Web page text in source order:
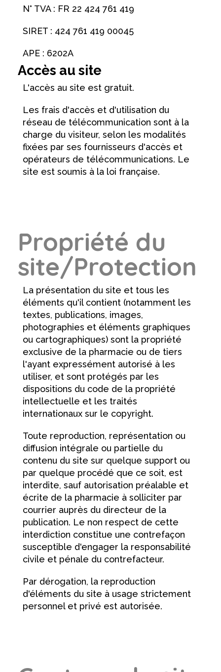
N° TVA : FR 22 424 761 419
SIRET : 424 761 419 00045
APE : 6202A
Accès au site
L'accès au site est gratuit.
Les frais d'accès et d'utilisation du
réseau de télécommunication sont à la
charge du visiteur, selon les modalités
fixées par ses fournisseurs d'accès et
opérateurs de télécommunications. Le
site est soumis à la loi française.
Propriété du
site/Protection
La présentation du site et tous les
éléments qu'il contient (notamment les
textes, publications, images,
photographies et éléments graphiques
ou cartographiques) sont la propriété
exclusive de la pharmacie ou de tiers
l'ayant expressément autorisé à les
utiliser, et sont protégés par les
dispositions du code de la propriété
intellectuelle et les traités
internationaux sur le copyright.
Toute reproduction, représentation ou
diffusion intégrale ou partielle du
contenu du site sur quelque support ou
par quelque procédé que ce soit, est
interdite, sauf autorisation préalable et
écrite de la pharmacie à solliciter par
courrier auprès du directeur de la
publication. Le non respect de cette
interdiction constitue une contrefaçon
susceptible d'engager la responsabilité
civile et pénale du contrefacteur.
Par dérogation, la reproduction
d'éléments du site à usage strictement
personnel et privé est autorisée.